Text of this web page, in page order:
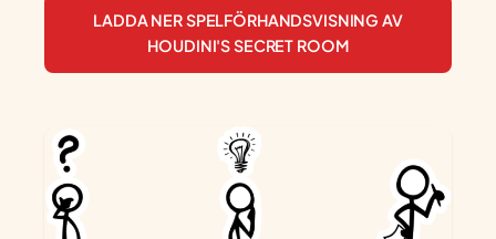
LADDA NER SPELFÖRHANDSVISNING AV
HOUDINI'S SECRET ROOM